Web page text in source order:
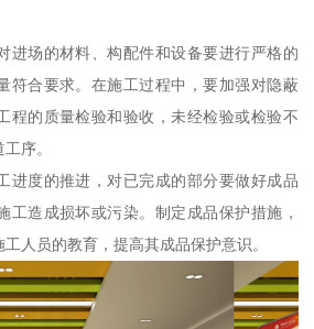
进场的材料、构配件和设备要进行严格的
符合要求。在施工过程中，要加强对隐蔽
程的质量检验和验收，未经检验或检验不
序。
进度的推进，对已完成的部分要做好成品
工造成损坏或污染。制定成品保护措施，
人员的教育，提高其成品保护意识。